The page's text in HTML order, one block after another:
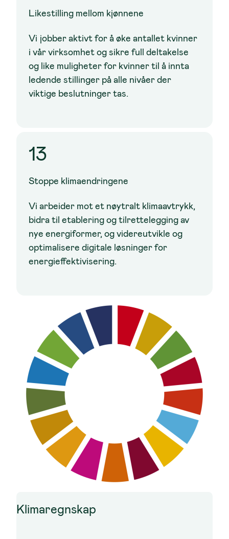
Likestilling mellom kjønnene
Vi jobber aktivt for å øke antallet kvinner
i vår virksomhet og sikre full deltakelse
og like muligheter for kvinner til å innta
ledende stillinger på alle nivåer der
viktige beslutninger tas.
13
Stoppe klimaendringene
Vi arbeider mot et nøytralt klimaavtrykk,
bidra til etablering og tilrettelegging av
nye energiformer, og videreutvikle og
optimalisere digitale løsninger for
energieffektivisering.
Klimaregnskap